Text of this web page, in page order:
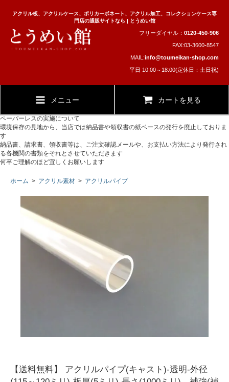
アクリル板、アクリルケース、ポリカーボネート、アクリル加工、コレクションケース専
門店の通販サイトなら | とうめい館
フリーダイヤル： 0120-450-906
FAX:03-3600-8547
MAIL:info@toumeikan-shop.com
平日 10:00～18:00(定休日：土日祝)
メニュー カートを見る
ペーパーレスの実施について
環境保存の見地から、当店では納品書や領収書の紙ベースの発行を廃止しておりま
す
納品書、請求書、領収書等は、ご注文確認メールや、お支払い方法により発行され
る各機関の書類をそれとさせていただきます
何卒ご理解のほど宜しくお願いします
ホーム > アクリル素材 > アクリルパイプ
【送料無料】 アクリルパイプ(キャスト)-透明-外径